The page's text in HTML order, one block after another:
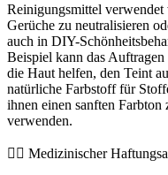
Reinigungsmittel
Gerüche zu neutralisieren
auch in DIY-
Beispiel kann das
die Haut helfen, den Teint
natürliche Farbstoff für
ihnen einen sanften
verwenden.
👨‍⚕️️ Medizinischer